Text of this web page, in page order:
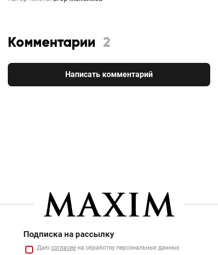
Комментарии 2
Написать комментарий
Подписка на рассылку
Даю согласие на обработку персональных данных